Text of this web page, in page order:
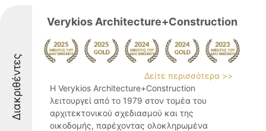
Διακριθέντες
Verykios Architecture+Construction
Δείτε περισσότερα >>
Η Verykios Architecture+Construction
λειτουργεί από το 1979 στον τομέα του
αρχιτεκτονικού σχεδιασμού και της
οικοδομής, παρέχοντας ολοκληρωμένα